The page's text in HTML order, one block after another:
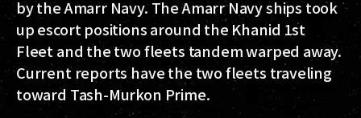
by the Amarr Navy. The Amarr Navy ships took
up escort positions around the Khanid 1st
Fleet and the two fleets tandem warped away.
Current reports have the two fleets traveling
toward Tash-Murkon Prime.